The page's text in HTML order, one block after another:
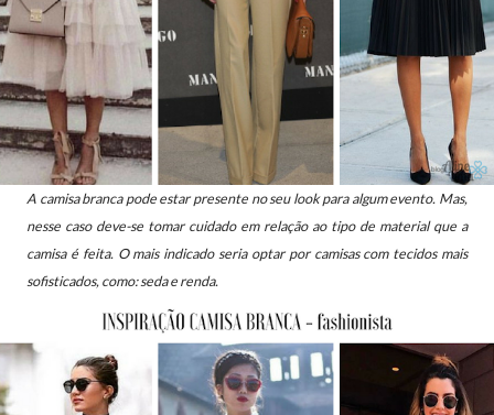
A camisa branca pode estar presente no seu look para algum evento. Mas,
nesse caso deve-se tomar cuidado em relação ao tipo de material que a
camisa é feita. O mais indicado seria optar por camisas com tecidos mais
sofisticados, como: seda e renda.